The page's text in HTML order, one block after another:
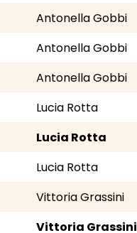
Antonella Gobbi
Antonella Gobbi
Antonella Gobbi
Lucia Rotta
Lucia Rotta
Lucia Rotta
Vittoria Grassini
Vittoria Grassini